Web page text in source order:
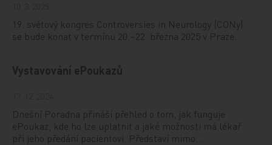
19. světový kongres Controversies in Neurology (CONy)
se bude konat v termínu 20.–22. března 2025 v Praze.
Vystavování ePoukazů
Dnešní Poradna přináší přehled o tom, jak funguje
ePoukaz, kde ho lze uplatnit a jaké možnosti má lékař
při jeho předání pacientovi. Představí mimo…